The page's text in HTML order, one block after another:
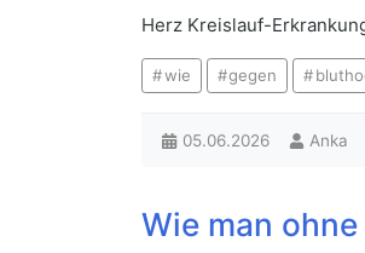
Herz Kreislauf-
wie gegen
05.06.2026 Anka
Wie man